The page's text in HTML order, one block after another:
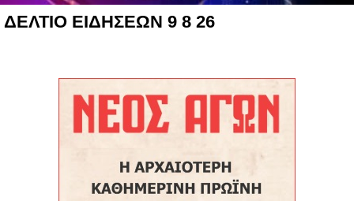
ΔΕΛΤΙΟ ΕΙΔΗΣΕΩΝ 9 8 26